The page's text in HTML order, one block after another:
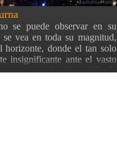
se puede observar en su
vea en toda su magnitud,
horizonte, donde el tan solo
insignificante ante el vasto
la torre más alta de Tôkyô,